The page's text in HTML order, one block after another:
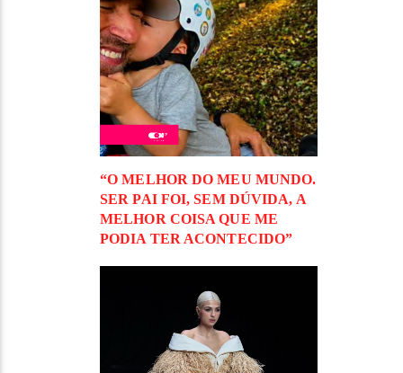
“O MELHOR DO MEU MUNDO.
SER PAI FOI, SEM DÚVIDA, A
MELHOR COISA QUE ME
PODIA TER ACONTECIDO”